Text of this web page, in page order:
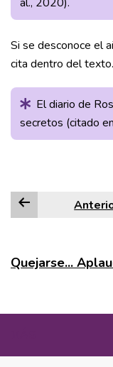
Si se desconoce el
cita dentro del texto.
El diario de
secretos (citado
Quejarse...